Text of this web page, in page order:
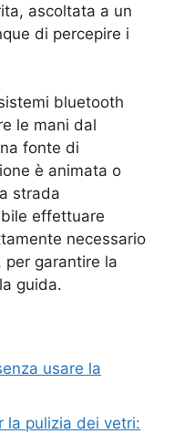
ascoltata a un
di percepire i
bluetooth
le mani dal
fonte di
è animata o
strada
effettuare
necessario
garantire la
guida.
usare la
la pulizia dei vetri: